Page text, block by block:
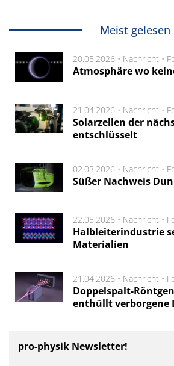
Meist gelesen
20.05.2026 • Nachricht •
Atmosphäre wo
21.04.2026 • Nachricht •
Solarzellen der
entschlüsselt
02.03.2026 • Nachricht •
Süßer Nachweis
22.05.2026 • Nachricht •
Halbleiterindustrie
Materialien
21.04.2026 • Nachricht •
Doppelspalt-
enthüllt verborgene
pro-physik Newsletter!